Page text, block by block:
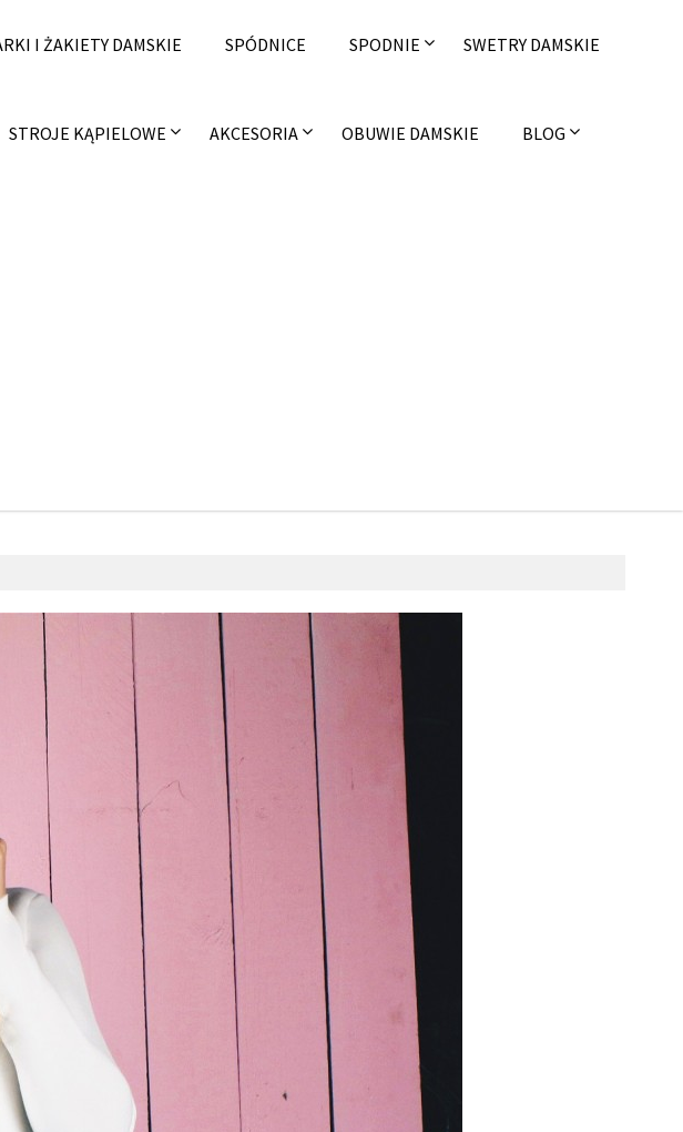
I ŻAKIETY DAMSKIE SPÓDNICE SPODNIE SWETRY DAMSKIE
STROJE KĄPIELOWE AKCESORIA OBUWIE DAMSKIE BLOG
5 września 2017
fashion4u.pl